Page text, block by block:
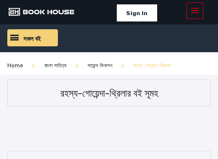
Sign In
সকল বই
Home বাংলা সাহিত্য সায়েন্স ফিকশন রহস্য-গোয়েন্দা-থ্রিলার
রহস্য-গোয়েন্দা-থ্রিলার বই সূমহ